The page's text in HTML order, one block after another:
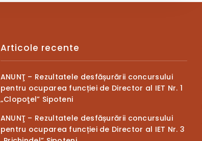
Articole recente
ANUNŢ – Rezultatele desfășurării concursului
pentru ocuparea funcției de Director al IET Nr. 1
„Clopoţel” Sipoteni
ANUNŢ – Rezultatele desfășurării concursului
pentru ocuparea funcției de Director al IET Nr. 3